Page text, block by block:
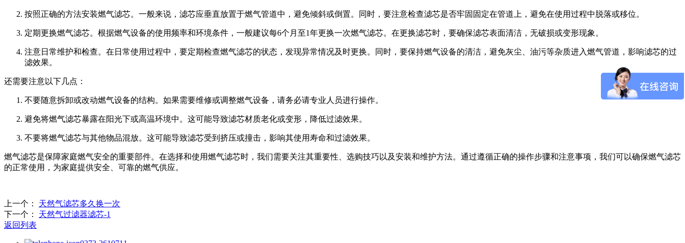
按照正确的方法安装燃气滤芯。一般来说，滤芯应垂直放置于燃气管道中，避免倾斜或倒置。同时，要注意检查滤芯是否牢固固定在管道上，避免在使用过程中脱落或移位。
定期更换燃气滤芯。根据燃气设备的使用频率和环境条件，一般建议每6个月至1年更换一次燃气滤芯。在更换滤芯时，要确保滤芯表面清洁，无破损或变形现象。
注意日常维护和检查。在日常使用过程中，要定期检查燃气滤芯的状态，发现异常情况及时更换。同时，要保持燃气设备的清洁，避免灰尘、油污等杂质进入燃气管道，影响滤芯的过
滤效果。
还需要注意以下几点：
不要随意拆卸或改动燃气设备的结构。如果需要维修或调整燃气设备，请务必请专业人员进行操作。
避免将燃气滤芯暴露在阳光下或高温环境中。这可能导致滤芯材质老化或变形，降低过滤效果。
不要将燃气滤芯与其他物品混放。这可能导致滤芯受到挤压或撞击，影响其使用寿命和过滤效果。
燃气滤芯是保障家庭燃气安全的重要部件。在选择和使用燃气滤芯时，我们需要关注其重要性、选购技巧以及安装和维护方法。通过遵循正确的操作步骤和注意事项，我们可以确保燃气滤芯
的正常使用，为家庭提供安全、可靠的燃气供应。
上一个：
天然气滤芯多久换一次
下一个：
天然气过滤器滤芯-1
返回列表